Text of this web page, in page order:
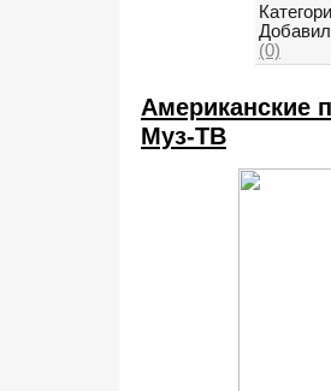
(0)
Американские
Муз-ТВ